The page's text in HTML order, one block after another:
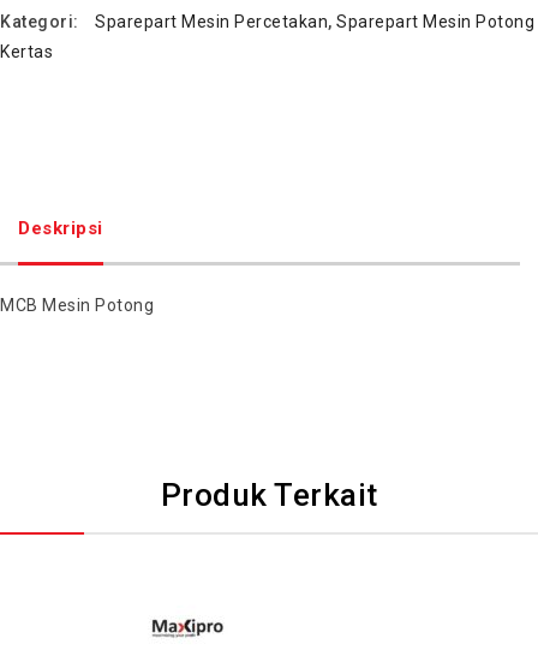
Kategori:
Sparepart Mesin Percetakan, Sparepart Mesin Potong
Kertas
Deskripsi
MCB Mesin Potong
Produk Terkait